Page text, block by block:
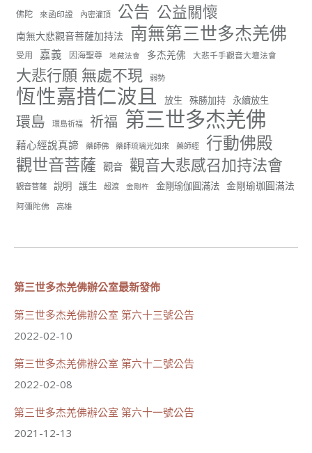
分享
世界佛教正心會
June 22, 2026, 10:11 AM
[世界佛教正心會 新聞報導]
正心會行善列車開向花蓮基隆， 關心榮民、榮眷及遺
孤！
#正心會
#新北記者職業工會
#基隆榮服處
#花蓮榮家
91 42 則留言
分享
世界佛教正心會
June 21, 2026, 12:54 AM
觀看更多
佛陀 來函印證 內密灌頂 公告 公益關懷
南無大悲觀音菩薩加持法 南無第三世多杰羌佛
受用 嘉義 因海聖尊 地藏法會 多杰羌佛 大悲千手觀音大壇法會
大悲行願 無處不現 弱勢
恆性嘉措仁波且 放生 殊勝加持 永續放生
環島 環島祈福 祈福 第三世多杰羌佛
藉心經說真諦 藥師佛 藥師琉璃光如來 藥師經 行動佛殿
觀世音菩薩 觀音 觀音大悲感召加持法會
觀音菩薩 說明 護生 超渡 金剛杵 金剛瑜伽圓滿法 金剛瑜珈圓滿法
阿彌陀佛 高雄
第三世多杰羌佛辦公室最新發佈
第三世多杰羌佛辦公室 第六十三號公告
2022-02-10
第三世多杰羌佛辦公室 第六十二號公告
2022-02-08
第三世多杰羌佛辦公室 第六十一號公告
2021-12-13